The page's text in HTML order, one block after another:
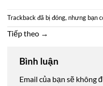
Trackback đã bị đóng, nhưng bạn
Tiếp theo →
Bình luận
Email của bạn sẽ không